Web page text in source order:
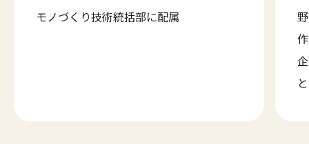
モノづくり技術統括部に配属